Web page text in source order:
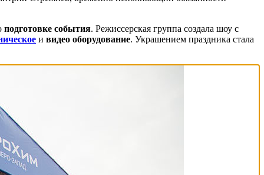
подготовке события. Режиссерская группа создала шоу с
и видео оборудование. Украшением праздника стала